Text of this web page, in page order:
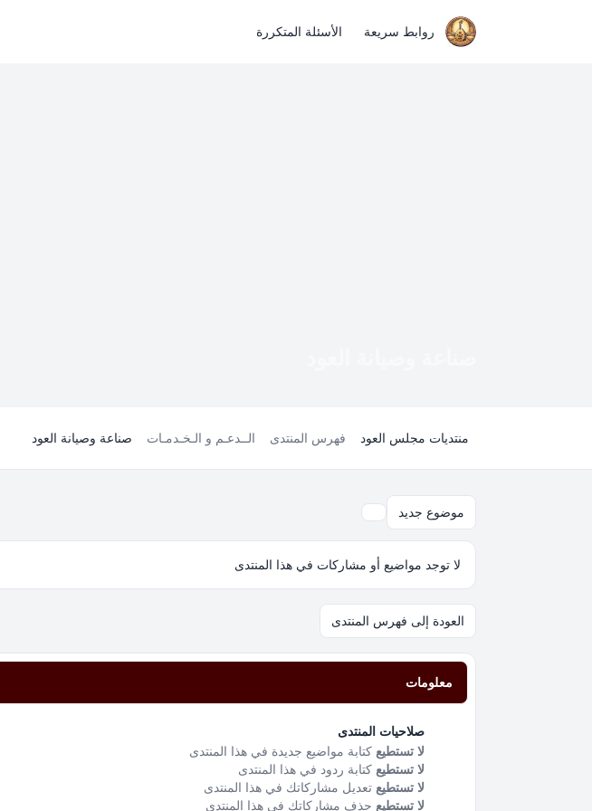
روابط سريعة الأسئلة المتكررة
منتديات مجلس العود فهرس المنتدى الــدعـم و الـخـدمـات صناعة وصيانة العود
موضوع جديد بحث
لا توجد مواضيع أو مشاركات في هذا المنتدى
العودة إلى فهرس المنتدى
معلومات
صلاحيات المنتدى
لا تستطيع كتابة مواضيع جديدة في هذا المنتدى
لا تستطيع كتابة ردود في هذا المنتدى
لا تستطيع تعديل مشاركاتك في هذا المنتدى
لا تستطيع حذف مشاركاتك في هذا المنتدى